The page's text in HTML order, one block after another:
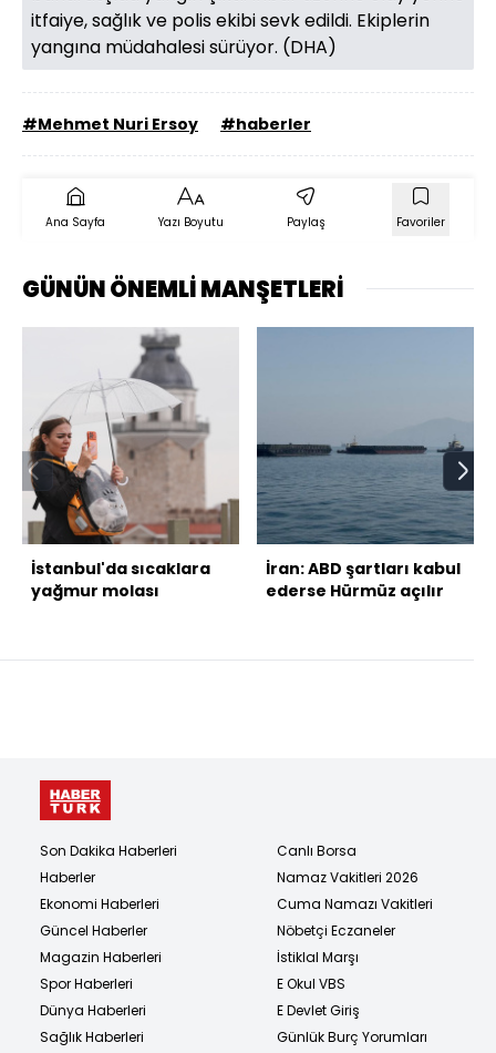
itfaiye, sağlık ve polis ekibi sevk edildi. Ekiplerin
yangına müdahalesi sürüyor. (DHA)
#Mehmet Nuri Ersoy #haberler
Ana Sayfa Yazı Boyutu Paylaş Favoriler
GÜNÜN ÖNEMLİ MANŞETLERİ
İstanbul'da sıcaklara
yağmur molası
İran: ABD şartları kabul
ederse Hürmüz açılır
Son Dakika Haberleri
Haberler
Ekonomi Haberleri
Güncel Haberler
Magazin Haberleri
Spor Haberleri
Dünya Haberleri
Sağlık Haberleri
Canlı Borsa
Namaz Vakitleri 2026
Cuma Namazı Vakitleri
Nöbetçi Eczaneler
İstiklal Marşı
E Okul VBS
E Devlet Giriş
Günlük Burç Yorumları